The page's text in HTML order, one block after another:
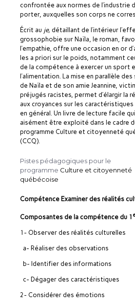
confrontée aux normes de l’industrie
porter, auxquelles son corps ne
Écrit au je, détaillant de l’intérieur
grossophobie sur Naïla, le roman,
l’empathie, offre une occasion en or
les a priori sur le poids, notamment
de la compétence à exercer un sport
l’alimentation. La mise en parallèle
de Naïla et de son amie Jeannine,
préjugés racistes, permet d’élargir la
aux croyances sur les caractéristiques
en général. Un livre de lecture facile
aisément être exploité dans le cadre
programme Culture et citoyenneté
(CCQ).
Pistes pédagogiques pour le
programme Culture et citoyenneté
québécoise
Compétence Examiner des réalités
Composantes de la compétence du 1
1- Observer des réalités culturelles
a- Réaliser des observations
b- Identifier des informations
c- Dégager des caractéristiques
2- Considérer des émotions